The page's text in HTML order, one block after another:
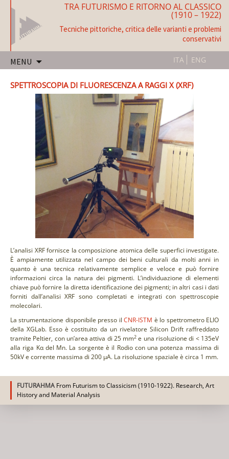
TRA FUTURISMO E RITORNO AL CLASSICO
(1910 – 1922)
Tecniche pittoriche, critica delle varianti e problemi
conservativi
ITA ENG
MENU
SPETTROSCOPIA DI FLUORESCENZA A RAGGI X (XRF)
L’analisi XRF fornisce la composizione atomica delle superfici investigate.
È ampiamente utilizzata nel campo dei beni culturali da molti anni in
quanto è una tecnica relativamente semplice e veloce e può fornire
informazioni circa la natura dei pigmenti. L’individuazione di elementi
chiave può fornire la diretta identificazione dei pigmenti; in altri casi i dati
forniti dall’analisi XRF sono completati e integrati con spettroscopie
molecolari.
La strumentazione disponibile presso ilCNR-ISTM è lo spettrometro ELIO
della XGLab. Esso è costituito da un rivelatore Silicon Drift raffreddato
tramite Peltier, con un’area attiva di 25 mm2 e una risoluzione di < 135eV
alla riga Kα del Mn. La sorgente è il Rodio con una potenza massima di
50kV e corrente massima di 200 μA. La risoluzione spaziale è circa 1 mm.
FUTURAHMA From Futurism to Classicism (1910-1922). Research, Art
History and Material Analysis